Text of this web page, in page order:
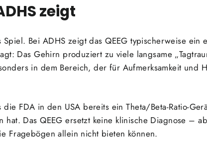
zeigt
Spiel. Bei ADHS zeigt das QEEG typischerweise ein
Das Gehirn produziert zu viele langsame
in dem Bereich, der für Aufmerksamkeit und
FDA in den USA bereits ein Theta/Beta-Ratio-
hat. Das QEEG ersetzt keine klinische Diagnose –
Fragebögen allein nicht bieten können.